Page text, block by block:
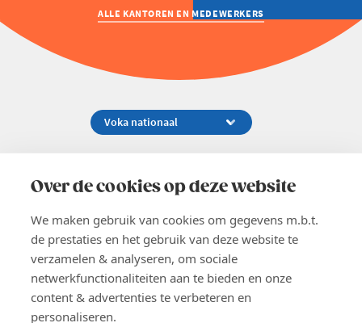
Over de cookies op deze website
We maken gebruik van cookies om gegevens m.b.t.
de prestaties en het gebruik van deze website te
verzamelen & analyseren, om sociale
netwerkfunctionaliteiten aan te bieden en onze
content & advertenties te verbeteren en
personaliseren.
ALLE KANTOREN EN MEDEWERKERS
02 229 81 11
EN